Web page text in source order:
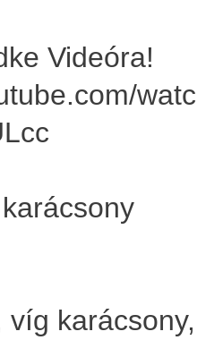
Videóra!
víg